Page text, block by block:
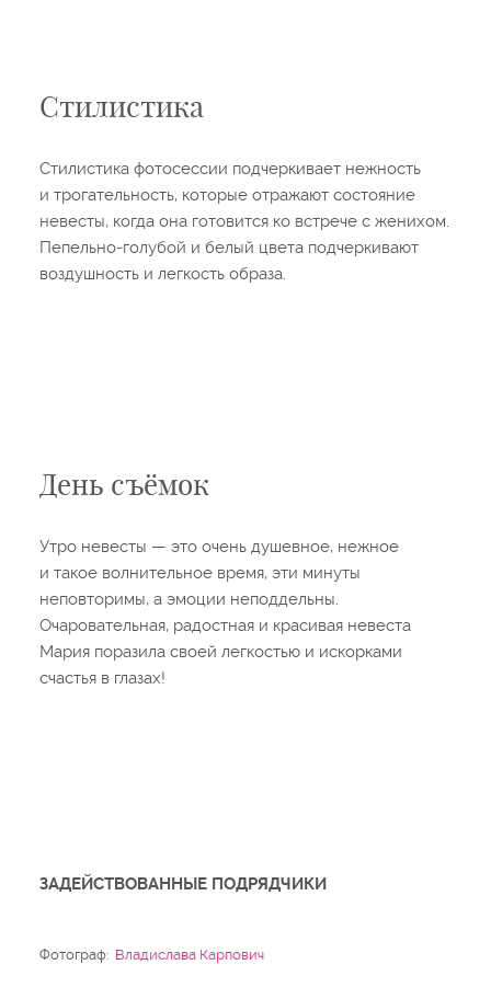
Стилистика
Стилистика фотосессии подчеркивает нежность
и трогательность, которые отражают состояние
невесты, когда она готовится ко встрече с женихом.
Пепельно-голубой и белый цвета подчеркивают
воздушность и легкость образа.
День съёмок
Утро невесты — это очень душевное, нежное
и такое волнительное время, эти минуты
неповторимы, а эмоции неподдельны.
Очаровательная, радостная и красивая невеста
Мария поразила своей легкостью и искорками
счастья в глазах!
ЗАДЕЙСТВОВАННЫЕ ПОДРЯДЧИКИ
Фотограф: Владислава Карпович